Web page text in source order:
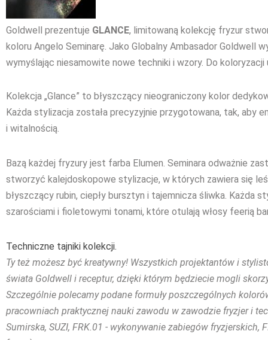
Goldwell prezentuje GLANCE, limitowaną kolekcję fryzur
koloru Angelo Seminarę. Jako Globalny Ambasador Goldwell
wymyślając niesamowite nowe techniki i wzory. Do koloryzacji
Kolekcja „Glance” to błyszczący nieograniczony kolor
Każda stylizacja została precyzyjnie przygotowana, tak, aby
i witalnością.
Bazą każdej fryzury jest farba Elumen. Seminara odważnie
stworzyć kalejdoskopowe stylizacje, w których zawiera się
błyszczący rubin, ciepły bursztyn i tajemnicza śliwka. Każda
szarościami i fioletowymi tonami, które otulają włosy feerią
Techniczne tajniki kolekcji.
Ty też możesz być kreatywny! Wszystkich projektantów i
świata Goldwell i receptur, dzięki którym będziecie mogli
Szczególnie polecamy podane formuły poszczególnych
pracowniach praktycznej nauki zawodu w zawodzie fryzjer i
Sumirska, SUZI, FRK.01 - wykonywanie zabiegów fryzjerskich,